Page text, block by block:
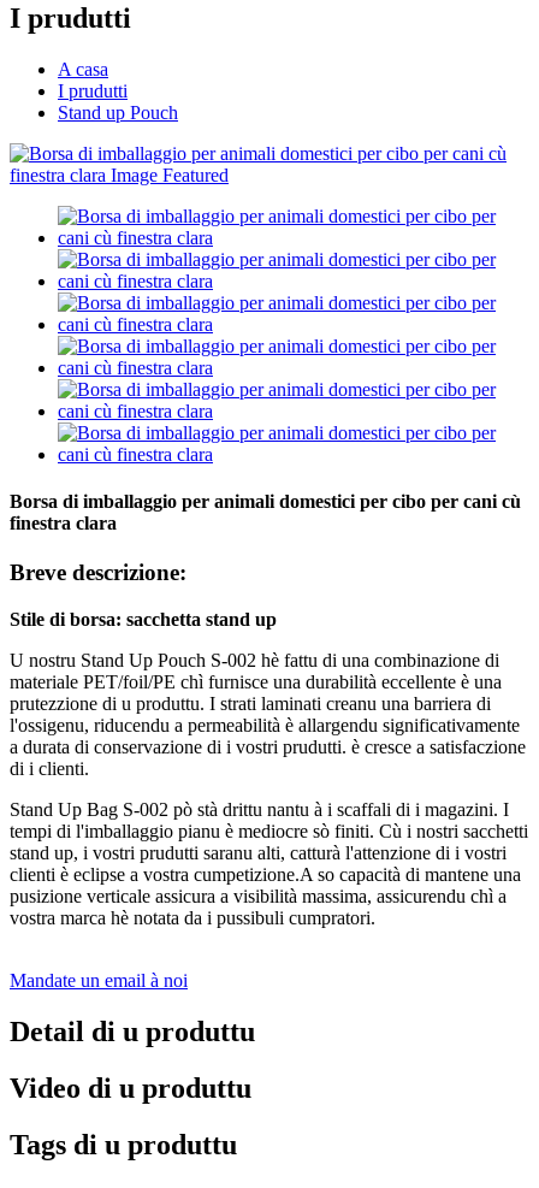
I prudutti
A casa
I prudutti
Stand up Pouch
Borsa di imballaggio per animali domestici per cibo per cani cù
finestra clara
Breve descrizione:
Stile di borsa: sacchetta stand up
U nostru Stand Up Pouch S-002 hè fattu di una combinazione di
materiale PET/foil/PE chì furnisce una durabilità eccellente è una
prutezzione di u produttu. I strati laminati creanu una barriera di
l'ossigenu, riducendu a permeabilità è allargendu significativamente
a durata di conservazione di i vostri prudutti. è cresce a satisfaczione
di i clienti.
Stand Up Bag S-002 pò stà drittu nantu à i scaffali di i magazini. I
tempi di l'imballaggio pianu è mediocre sò finiti. Cù i nostri sacchetti
stand up, i vostri prudutti saranu alti, catturà l'attenzione di i vostri
clienti è eclipse a vostra cumpetizione.A so capacità di mantene una
pusizione verticale assicura a visibilità massima, assicurendu chì a
vostra marca hè notata da i pussibuli cumpratori.
Mandate un email à noi
Detail di u produttu
Video di u produttu
Tags di u produttu